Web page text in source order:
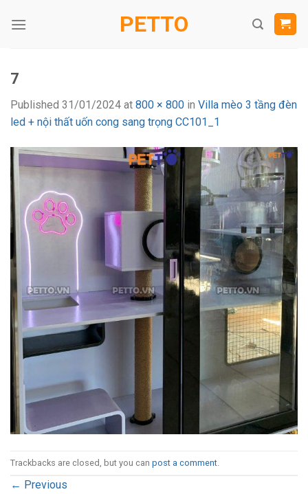
PETTO
7
Published 31/01/2024 at 800 × 800 in Villa mèo 3 tầng đèn
led + nội thất uốn cong sang trọng CC101_1
Trackbacks are closed, but you can post a comment
← Previous